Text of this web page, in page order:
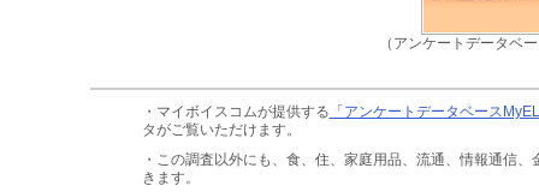
（アンケートデータベ
・マイボイスコムが提供する 「アンケートデータベース
タがご覧いただけます。
・この調査以外にも、食、住、家庭用品、流通、情報通信、
きます。